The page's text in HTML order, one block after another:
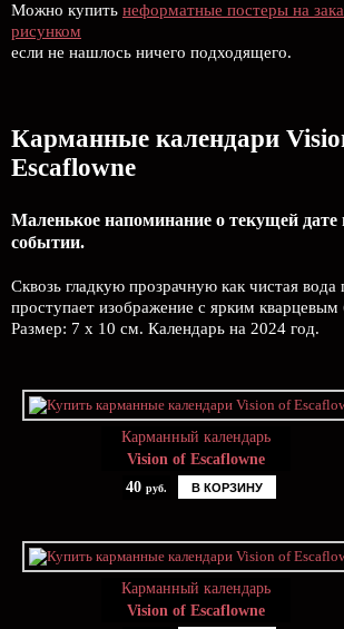
Можно купить неформатные постеры на
рисунком
если не нашлось ничего подходящего.
Карманные календари
Escaflowne
Маленькое напоминание о текущей
событии.
Сквозь гладкую прозрачную как чистая вода
проступает изображение с ярким кварцевым
Размер: 7 х 10 см. Календарь на 2024 год.
Карманный календарь
Vision of Escaflowne
40 руб. В КОРЗИНУ
Карманный календарь
Vision of Escaflowne